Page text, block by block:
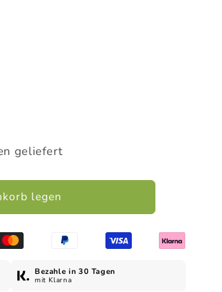
geliefert
legen
Bezahle in 30 Tagen
mit Klarna